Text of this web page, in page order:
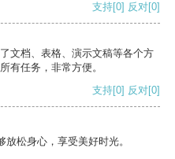
支持[0] 反对[0]
文档、表格、演示文稿等各个方
有任务，非常方便。
支持[0] 反对[0]
松身心，享受美好时光。